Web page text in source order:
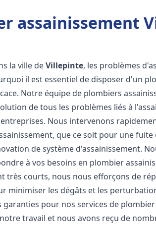
assainissement
la ville deVillepinte, les problèmes
il est essentiel de disposer d'un
Notre équipe de plombiers
de tous les problèmes liés à
Nous intervenons
que ce soit pour une
de système d'assainissement.
à vos besoins en plombier
très courts, nous nous efforçons de
minimiser les dégâts et les
garanties pour nos services de
travail et nous avons reçu de